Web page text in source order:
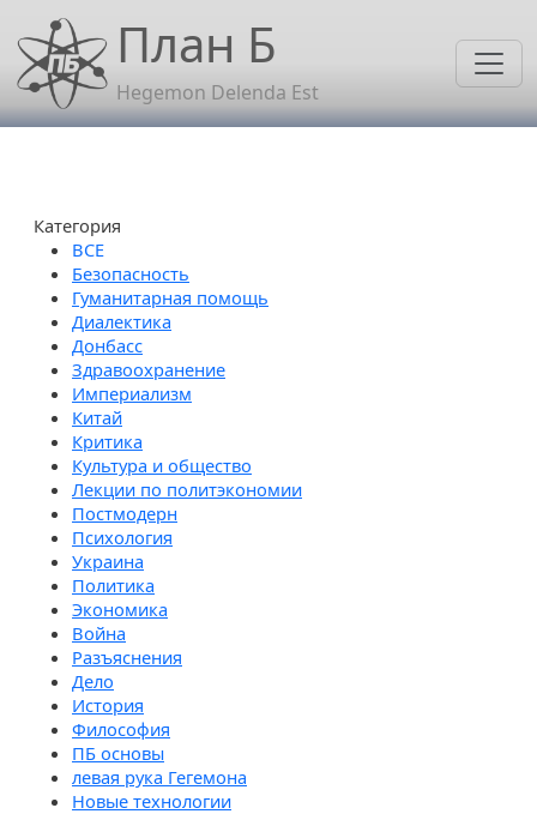
Перейти к основному содержанию
План Б
Hegemon Delenda Est
Категория
Безопасность
Гуманитарная помощь
Диалектика
Донбасс
Здравоохранение
Империализм
Китай
Критика
Культура и общество
Лекции по политэкономии
Постмодерн
Психология
Украина
Политика
Экономика
Война
Разъяснения
Дело
История
Философия
ПБ основы
левая рука Гегемона
Новые технологии